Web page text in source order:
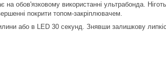
обов'язковому використанні ультрабонда. Ніготь
покрити топом-закріплювачем.
або в LED 30 секунд. Знявши залишкову